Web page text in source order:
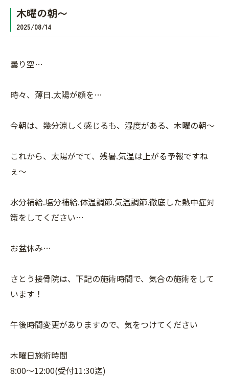
木曜の朝〜
2025/08/14
曇り空…
時々、薄日.太陽が顔を…
今朝は、幾分涼しく感じるも、湿度がある、木曜の朝〜
これから、太陽がでて、残暑.気温は上がる予報ですね
ぇ〜
水分補給.塩分補給.体温調節.気温調節.徹底した熱中症対
策をしてください…
お盆休み…
さとう接骨院は、下記の施術時間で、気合の施術をして
います！
午後時間変更がありますので、気をつけてください
木曜日施術時間
8:00〜12:00(受付11:30迄)